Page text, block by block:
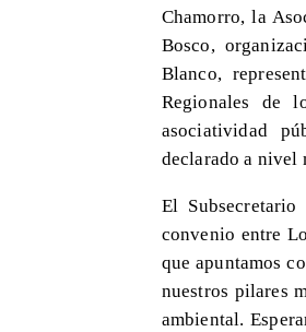
Chamorro, la
Bosco,
Blanco,
Regionales de
asociatividad
declarado a nivel
El
convenio entre
que apuntamos
nuestros pilares
ambiental.